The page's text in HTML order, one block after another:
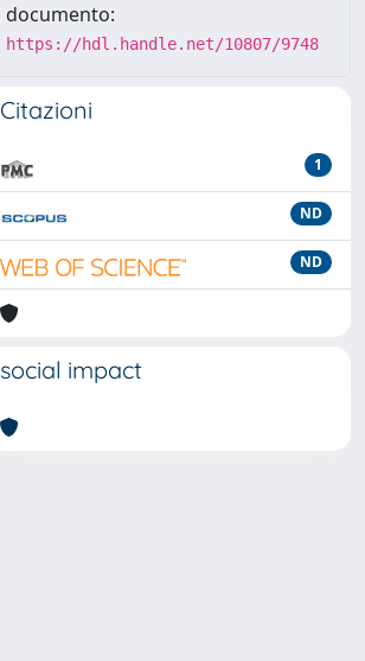
documento:
https://hdl.handle.net/10807/9748
Citazioni
1
ND
ND
social impact